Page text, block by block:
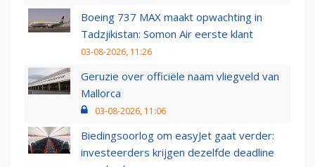
Boeing 737 MAX maakt opwachting in
Tadzjikistan: Somon Air eerste klant
03-08-2026, 11:26
Geruzie over officiële naam vliegveld van
Mallorca
03-08-2026, 11:06
Biedingsoorlog om easyJet gaat verder:
investeerders krijgen dezelfde deadline